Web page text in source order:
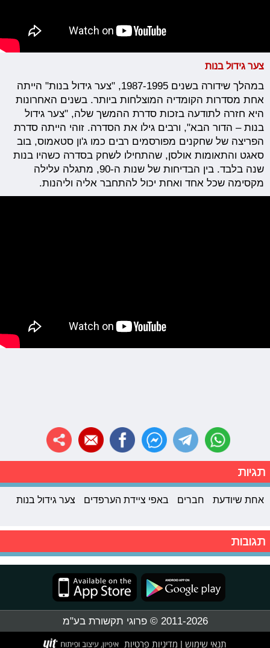
צער גידול בנות
במהלך שידורה בשנים 1987-1995, "צער גידול בנות" הייתה
אחת מסדרות הקומדיה המוצלחות ביותר. בשנים האחרונות
היא חזרה לתודעה בזכות סדרת ההמשך שלה, "צער גידול
בנות – הדור הבא", ורבים גילו את הסדרה. זוהי הייתה סדרת
הפריצה של שחקנים מפורסמים רבים כמו ג'ון סטאמוס, בוב
סאגט והתאומות אולסן, שהתחילו לשחק בסדרה כשהיו בנות
שנה בלבד. בין הבדיחות של שנות ה-90, מתגלה עלילה
מקסימה שכל אחד ואחת יכול להתחבר אליה וליהנות.
תגיות
אחת שיודעת חברים באפי ציידת הערפדים צער גידול בנות
תגובות
2011-2026 © פרוגי תקשורת בע"מ
תנאי שימוש מדיניות פרטיות